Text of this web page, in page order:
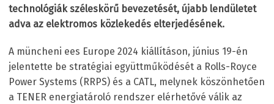
technológiák széleskörű bevezetését, újabb lendületet
adva az elektromos közlekedés elterjedésének.
A müncheni ees Europe 2024 kiállításon, június 19-én
jelentette be stratégiai együttműködését a Rolls-Royce
Power Systems (RRPS) és a CATL, melynek köszönhetően
a TENER energiatároló rendszer elérhetővé válik az